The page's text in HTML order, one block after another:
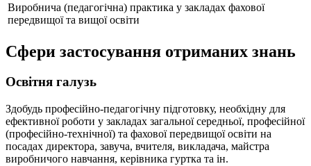
Виробнича (педагогічна) практика у закладах фахової
передвищої та вищої освіти
Сфери застосування отриманих знань
Освітня галузь
Здобудь професійно-педагогічну підготовку, необхідну для
ефективної роботи у закладах загальної середньої, професійної
(професійно-технічної) та фахової передвищої освіти на
посадах директора, завуча, вчителя, викладача, майстра
виробничого навчання, керівника гуртка та ін.